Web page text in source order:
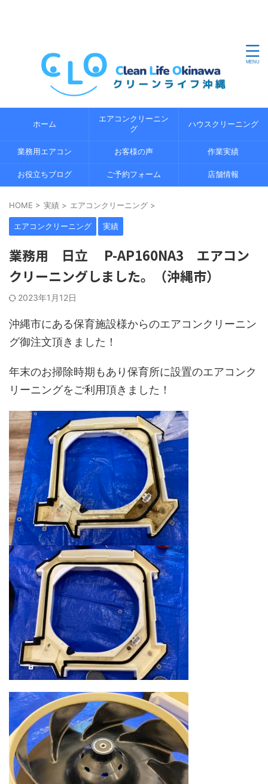
ホーム
エアコンクリーニン
グ
ハウスクリーニング
業務用エアコン お客様の声 作業実績
お役立ちブログ ご予約フォーム 店舗情報
HOME > 実績 > エアコンクリーニング >
エアコンクリーニング 実績
業務用 日立 P-AP160NA3 エアコン
クリーニングしました。（沖縄市）
2023年1月12日
沖縄市にある保育施設様からのエアコンクリーニン
グ御注文頂きました！
年末のお掃除時期もあり保育所に設置のエアコンク
リーニングをご利用頂きました！